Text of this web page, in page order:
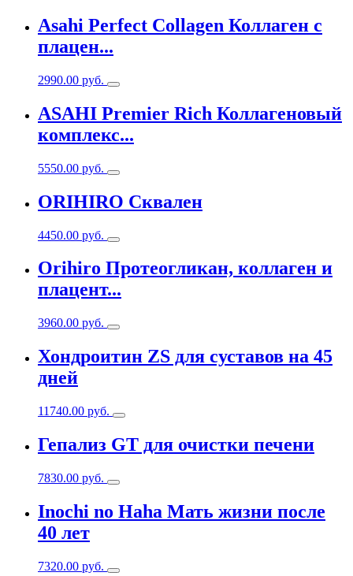
Asahi Perfect Collagen Коллаген с
плацен...
2990.00 руб.
ASAHI Premier Rich Коллагеновый
комплекс...
5550.00 руб.
ORIHIRO Сквален
4450.00 руб.
Orihiro Протеогликан, коллаген и
плацент...
3960.00 руб.
Хондроитин ZS для суставов на 45
дней
11740.00 руб.
Гепализ GT для очистки печени
7830.00 руб.
Inochi no Haha Мать жизни после
40 лет
7320.00 руб.